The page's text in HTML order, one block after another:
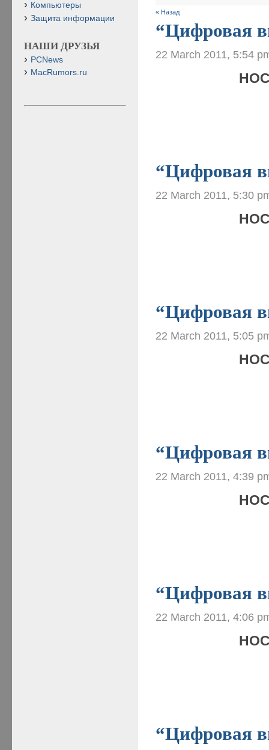
« Назад
“Цифровая
22 March 2011, 5:54
“Цифровая
22 March 2011, 5:30
“Цифровая
22 March 2011, 5:05
“Цифровая
22 March 2011, 4:39
“Цифровая
22 March 2011, 4:06
“Цифровая
Компьютеры
Защита информации
НАШИ ДРУЗЬЯ
PCNews
MacRumors.ru